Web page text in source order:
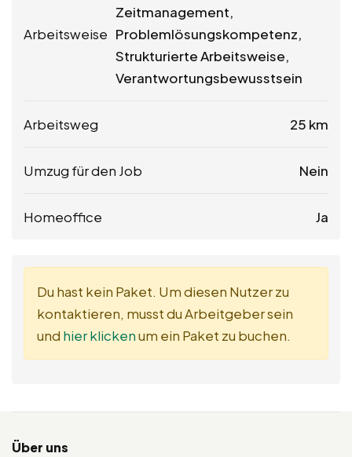
Arbeitsweise
Zeitmanagement,
Problemlösungskompetenz,
Strukturierte Arbeitsweise,
Verantwortungsbewusstsein
Arbeitsweg 25 km
Umzug für den Job Nein
Homeoffice Ja
Du hast kein Paket. Um diesen Nutzer zu
kontaktieren, musst du Arbeitgeber sein
und hier klickenum ein Paket zu buchen.
Über uns